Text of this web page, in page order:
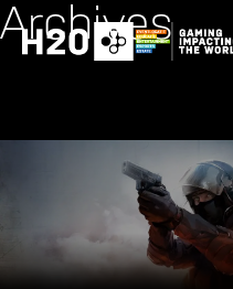
Skip
toArchives